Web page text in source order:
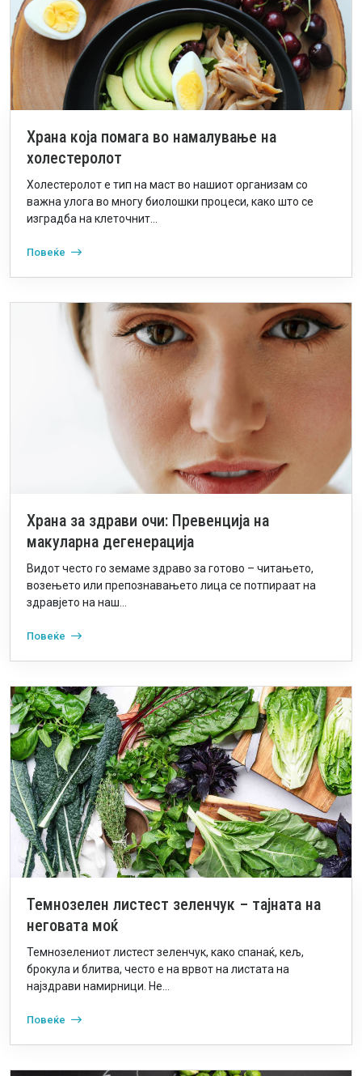
Храна која помага во намалување на
холестеролот
Холестеролот е тип на маст во нашиот организам со
важна улога во многу биолошки процеси, како што се
изградба на клеточнит...
Повеќе
Храна за здрави очи: Превенција на
макуларна дегенерација
Видот често го земаме здраво за готово – читањето,
возењето или препознавањето лица се потпираат на
здравјето на наш...
Повеќе
Темнозелен листест зеленчук – тајната на
неговата моќ
Темнозелениот листест зеленчук, како спанаќ, кељ,
брокула и блитва, често е на врвот на листата на
најздрави намирници. Не...
Повеќе